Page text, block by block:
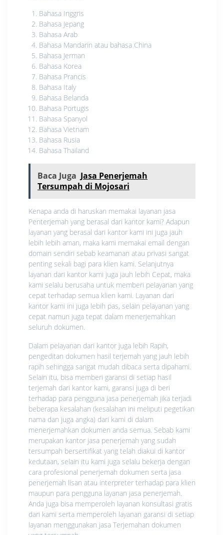
Bahasa Inggris
Bahasa Jepang
Bahasa Arab
Bahasa Mandarin atau bahasa China
Bahasa Jerman
Bahasa Korea
Bahasa Prancis
Bahasa Italy
Bahasa Belanda
Bahasa Portugis
Bahasa Spanyol
Bahasa Vietnam
Bahasa Rusia
Bahasa Thailand
Baca Juga Jasa Penerjemah
Tersumpah di Mojosari
Kenapa anda di haruskan memakai layanan jasa
Penterjemah yang berasal dari kantor kami? Adapun
layanan yang berasal dari kantor kami ini juga jauh
lebih lebih aman, maka kami memakai email dengan
domain sendiri sebab keamanan atau privasi sangat
penting sekali bagi para klien kami. Selanjutnya
layanan dari kantor kami juga jauh lebih Cepat, maka
kami selalu berusaha untuk memberi pelayanan yang
cepat terhadap semua klien kami. Layanan dari
kantor kami ini juga lebih pas, selain pelayanan yang
cepat namun juga tepat dalam menerjemahkan
seluruh dokumen.
Dalam pelayanan dari kantor juga lebih Rapih,
pengeditan dokumen hasil terjemah yang jauh lebih
rapih sehingga sangat mudah dibaca serta dipahami.
Selain itu, bisa memberi garansi di setiap hasil
terjemah dari kantor kami, garansi juga di beri
terhadap para pengguna jasa penerjemah jika terjadi
beberapa kesalahan (kesalahan ini meliputi pegetikan
nama dan juga angka) dari kami di dalam
menerjemahkan dokumen anda semua. Sebab kami
merupakan kantor jasa penerjemah yang sudah
tersumpah bersertifikat yang telah diakui di kantor
kedutaan, selain itu kami juga selalu bekerja dengan
cara profesional penerjemah dokumen serta jasa
penerjemah lisan atau interpreter terhadap para klien
maupun para pengguna layanan jasa penerjemah.
Anda juga bisa memperoleh layanan konsultasi gratis
dari kami serta memperoleh layanan garansi di setiap
layanan menggunakan jasa Terjemahan dokumen